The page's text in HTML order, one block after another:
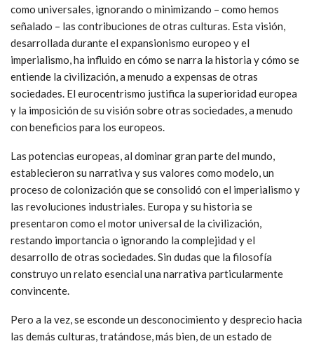
como universales, ignorando o minimizando – como hemos
señalado – las contribuciones de otras culturas. Esta visión,
desarrollada durante el expansionismo europeo y el
imperialismo, ha influido en cómo se narra la historia y cómo se
entiende la civilización, a menudo a expensas de otras
sociedades. El eurocentrismo justifica la superioridad europea
y la imposición de su visión sobre otras sociedades, a menudo
con beneficios para los europeos.
Las potencias europeas, al dominar gran parte del mundo,
establecieron su narrativa y sus valores como modelo, un
proceso de colonización que se consolidó con el imperialismo y
las revoluciones industriales. Europa y su historia se
presentaron como el motor universal de la civilización,
restando importancia o ignorando la complejidad y el
desarrollo de otras sociedades. Sin dudas que la filosofía
construyo un relato esencial una narrativa particularmente
convincente.
Pero a la vez, se esconde un desconocimiento y desprecio hacia
las demás culturas, tratándose, más bien, de un estado de